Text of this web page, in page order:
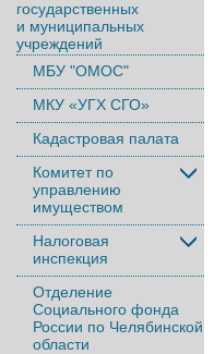
государственных
и муниципальных
учреждений
МБУ "ОМОС"
МКУ «УГХ СГО»
Кадастровая палата
Комитет по
управлению
имуществом
Налоговая
инспекция
Отделение
Социального фонда
России по Челябинской
области